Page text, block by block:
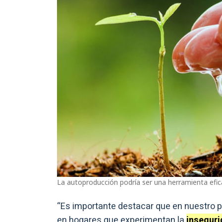
La autoproducción podría ser una herramienta
“Es importante destacar que en